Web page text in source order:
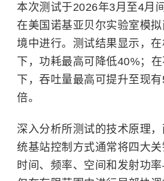
本次测试于2026年3月至4月
在美国诺基亚贝尔实验室模
境中进行。测试结果显示，
下，功耗最高可降低40%；
下，吞吐量最高可提升至现
倍。
深入分析所测试的技术原理
统基站控制方式通常将四大
时间、频率、空间和发射功